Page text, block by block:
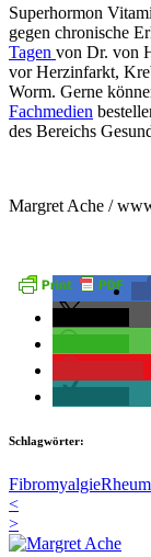
Superhormon
gegen chronische
Tagen von Dr. von
vor Herzinfarkt,
Worm. Gerne
Fachmedien
des Bereichs
Margret Ache /
Schlagwörter:
Fibromyalgie
<
>